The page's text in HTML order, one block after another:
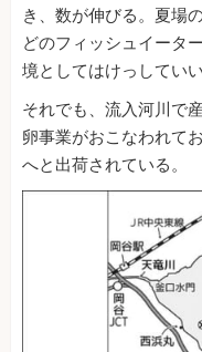
き、数が伸びる。夏場
どのフィッシュイータ
境としてはけっしてい
それでも、流入河川で
卵事業がおこなわれて
へと出荷されている。